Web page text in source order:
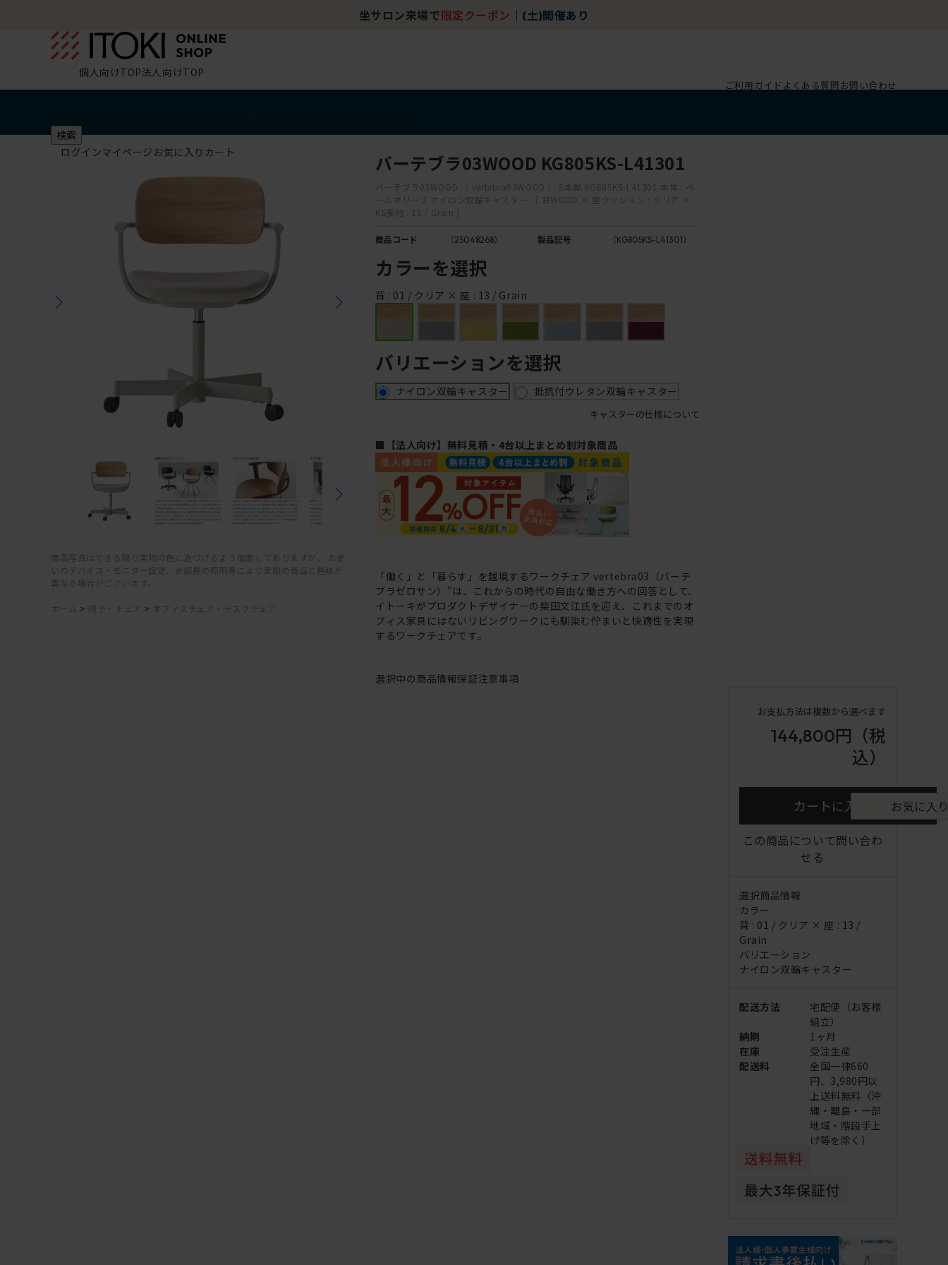
坐サロン来場で 限定クーポン (土)開催あり
個人向けTOP法人向けTOP
ご利用ガイド よくある質問お問い合わせ
検索
ログインマイページ お気に入り カート
商品写真はできる限り実物の色に近づけるよう徹底しておりますが、 お使
いのデバイス・モニター設定、お部屋の照明等により実際の商品と色味が
異なる場合がございます。
ホーム > 椅子・チェア > オフィスチェア・デスクチェア
バーテブラ03WOOD KG805KS-L41301
バーテブラ03WOOD （ vertebra03WOOD ） 5本脚 KG805KS-L41301 本体 : ペ
ールオリーブ ナイロン双輪キャスター ［ 背WOOD × 座クッション : クリア ×
KS張地 : 13 / Grain ]
商品コード （25048268） 製品記号 （KG805KS-L41301）
カラーを選択
背 : 01 / クリア × 座 : 13 / Grain
バリエーションを選択
ナイロン双輪キャスター 抵抗付ウレタン双輪キャスター
キャスターの仕様について
■【法人向け】無料見積・4台以上まとめ割対象商品
「働く」と「暮らす」を越境するワークチェア vertebra03（バーテ
ブラゼロサン）”は、これからの時代の自由な働き方への回答として、
イトーキがプロダクトデザイナーの柴田文江氏を迎え、これまでのオ
フィス家具にはないリビングワークにも馴染む佇まいと快適性を実現
するワークチェアです。
選択中の商品情報保証注意事項
お支払方法は複数から選べます
144,800円 （税
込）
カートに入れる お気に入
この商品について問い合わ
せる
選択商品情報
カラー
背 : 01 / クリア × 座 : 13 /
Grain
バリエーション
ナイロン双輪キャスター
配送方法
宅配便（お客様
組立）
納期
1ヶ月
在庫
受注生産
配送料
全国一律660
円、3,980円以
上送料無料（沖
縄・離島・一部
地域・階段手上
げ等を除く）